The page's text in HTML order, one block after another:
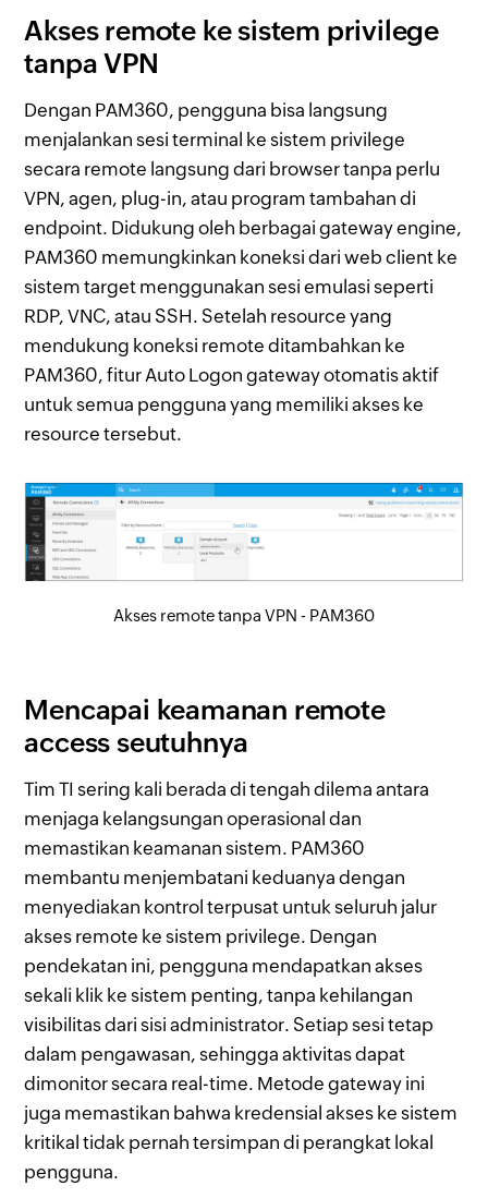
Akses remote ke sistem privilege
tanpa VPN
Dengan PAM360, pengguna bisa langsung
menjalankan sesi terminal ke sistem privilege
secara remote langsung dari browser tanpa perlu
VPN, agen, plug-in, atau program tambahan di
endpoint. Didukung oleh berbagai gateway engine,
PAM360 memungkinkan koneksi dari web client ke
sistem target menggunakan sesi emulasi seperti
RDP, VNC, atau SSH. Setelah resource yang
mendukung koneksi remote ditambahkan ke
PAM360, fitur Auto Logon gateway otomatis aktif
untuk semua pengguna yang memiliki akses ke
resource tersebut.
Akses remote tanpa VPN - PAM360
Mencapai keamanan remote
access seutuhnya
Tim TI sering kali berada di tengah dilema antara
menjaga kelangsungan operasional dan
memastikan keamanan sistem. PAM360
membantu menjembatani keduanya dengan
menyediakan kontrol terpusat untuk seluruh jalur
akses remote ke sistem privilege. Dengan
pendekatan ini, pengguna mendapatkan akses
sekali klik ke sistem penting, tanpa kehilangan
visibilitas dari sisi administrator. Setiap sesi tetap
dalam pengawasan, sehingga aktivitas dapat
dimonitor secara real-time. Metode gateway ini
juga memastikan bahwa kredensial akses ke sistem
kritikal tidak pernah tersimpan di perangkat lokal
pengguna.